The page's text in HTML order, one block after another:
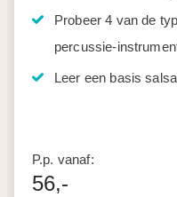
Probeer 4 van de
percussie-
Leer een basis
P.p. vanaf:
56,-